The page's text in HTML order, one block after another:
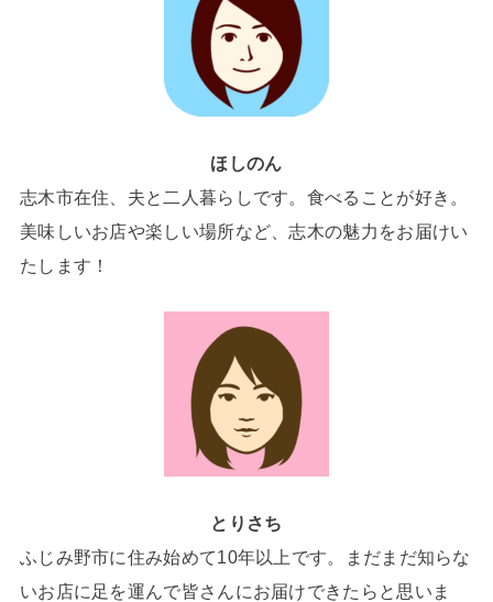
ほしのん
志木市在住、夫と二人暮らしです。食べることが好き。
美味しいお店や楽しい場所など、志木の魅力をお届けい
たします！
とりさち
ふじみ野市に住み始めて10年以上です。まだまだ知らな
いお店に足を運んで皆さんにお届けできたらと思いま